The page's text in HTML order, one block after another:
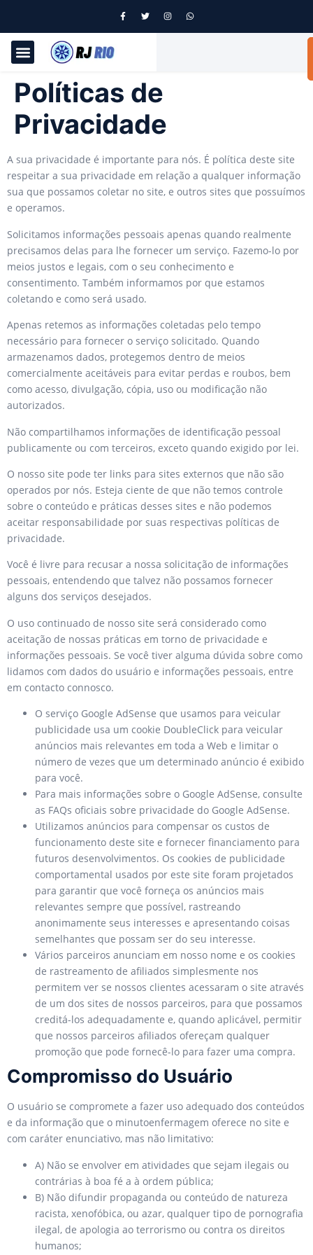
Políticas de
Privacidade
A sua privacidade é importante para nós. É política deste site
respeitar a sua privacidade em relação a qualquer informação
sua que possamos coletar no site, e outros sites que possuímos
e operamos.
Solicitamos informações pessoais apenas quando realmente
precisamos delas para lhe fornecer um serviço. Fazemo-lo por
meios justos e legais, com o seu conhecimento e
consentimento. Também informamos por que estamos
coletando e como será usado.
Apenas retemos as informações coletadas pelo tempo
necessário para fornecer o serviço solicitado. Quando
armazenamos dados, protegemos dentro de meios
comercialmente aceitáveis ​​para evitar perdas e roubos, bem
como acesso, divulgação, cópia, uso ou modificação não
autorizados.
Não compartilhamos informações de identificação pessoal
publicamente ou com terceiros, exceto quando exigido por lei.
O nosso site pode ter links para sites externos que não são
operados por nós. Esteja ciente de que não temos controle
sobre o conteúdo e práticas desses sites e não podemos
aceitar responsabilidade por suas respectivas políticas de
privacidade.
Você é livre para recusar a nossa solicitação de informações
pessoais, entendendo que talvez não possamos fornecer
alguns dos serviços desejados.
O uso continuado de nosso site será considerado como
aceitação de nossas práticas em torno de privacidade e
informações pessoais. Se você tiver alguma dúvida sobre como
lidamos com dados do usuário e informações pessoais, entre
em contacto connosco.
O serviço Google AdSense que usamos para veicular
publicidade usa um cookie DoubleClick para veicular
anúncios mais relevantes em toda a Web e limitar o
número de vezes que um determinado anúncio é exibido
para você.
Para mais informações sobre o Google AdSense, consulte
as FAQs oficiais sobre privacidade do Google AdSense.
Utilizamos anúncios para compensar os custos de
funcionamento deste site e fornecer financiamento para
futuros desenvolvimentos. Os cookies de publicidade
comportamental usados ​​por este site foram projetados
para garantir que você forneça os anúncios mais
relevantes sempre que possível, rastreando
anonimamente seus interesses e apresentando coisas
semelhantes que possam ser do seu interesse.
Vários parceiros anunciam em nosso nome e os cookies
de rastreamento de afiliados simplesmente nos
permitem ver se nossos clientes acessaram o site através
de um dos sites de nossos parceiros, para que possamos
creditá-los adequadamente e, quando aplicável, permitir
que nossos parceiros afiliados ofereçam qualquer
promoção que pode fornecê-lo para fazer uma compra.
Compromisso do Usuário
O usuário se compromete a fazer uso adequado dos conteúdos
e da informação que o minutoenfermagem oferece no site e
com caráter enunciativo, mas não limitativo:
A) Não se envolver em atividades que sejam ilegais ou
contrárias à boa fé a à ordem pública;
B) Não difundir propaganda ou conteúdo de natureza
racista, xenofóbica, ou azar, qualquer tipo de pornografia
ilegal, de apologia ao terrorismo ou contra os direitos
humanos;